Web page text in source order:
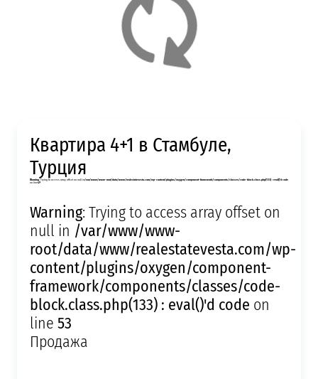
Квартира 4+1 в Стамбуле,
Турция
Warning: Trying to access array offset on null in/var/www/www-root/data/www/realestatevesta.com/wp-content/plugins/oxygen/component-framework/components/classes/code-block.class.php(133) : eval()'d code
on line49
Warning: Trying to access array offset on
null in /var/www/www-
root/data/www/realestatevesta.com/wp-
content/plugins/oxygen/component-
framework/components/classes/code-
block.class.php(133) : eval()'d code on
line53
Продажа